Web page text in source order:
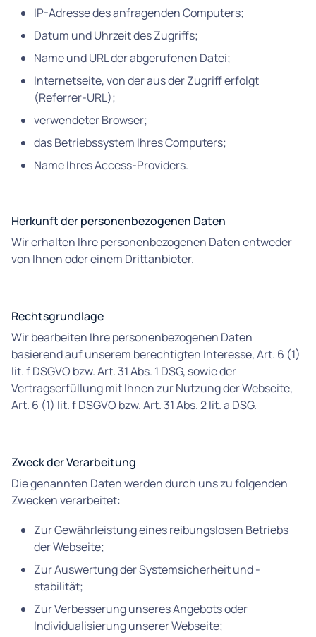
IP-Adresse des anfragenden Computers;
Datum und Uhrzeit des Zugriffs;
Name und URL der abgerufenen Datei;
Internetseite, von der aus der Zugriff erfolgt
(Referrer-URL);
verwendeter Browser;
das Betriebssystem Ihres Computers;
Name Ihres Access-Providers.
Herkunft der personenbezogenen Daten
Wir erhalten Ihre personenbezogenen Daten entweder
von Ihnen oder einem Drittanbieter.
Rechtsgrundlage
Wir bearbeiten Ihre personenbezogenen Daten
basierend auf unserem berechtigten Interesse, Art. 6 (1)
lit. f DSGVO bzw. Art. 31 Abs. 1 DSG, sowie der
Vertragserfüllung mit Ihnen zur Nutzung der Webseite,
Art. 6 (1) lit. f DSGVO bzw. Art. 31 Abs. 2 lit. a DSG.
Zweck der Verarbeitung
Die genannten Daten werden durch uns zu folgenden
Zwecken verarbeitet:
Zur Gewährleistung eines reibungslosen Betriebs
der Webseite;
Zur Auswertung der Systemsicherheit und -
stabilität;
Zur Verbesserung unseres Angebots oder
Individualisierung unserer Webseite;